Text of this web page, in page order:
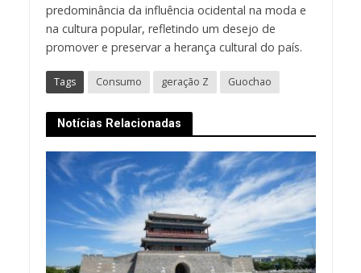
predominância da influência ocidental na moda e
na cultura popular, refletindo um desejo de
promover e preservar a herança cultural do país.
Tags Consumo geração Z Guochao
Notícias Relacionadas